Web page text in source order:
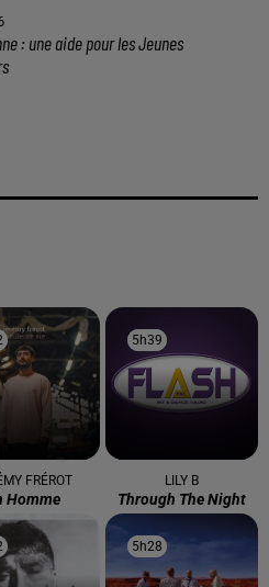
: une aide pour les Jeunes
FRÉROT
Homme
5h39
5h39
LILY B
Through The Night
5h28
5h28